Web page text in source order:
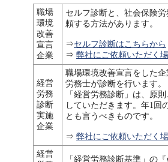
職場
環境
改善
宣言
企業
セルフ診断と、社会保険
頼する方法があります。
⇒セルフ診断はこちらから
⇒ 弊社にご依頼いただく
経営
労務
診断
実施
企業
職場環境改善宣言をした
労務士が診断を行います。
「経営労務診断」は、原
していただきます。年1回
とも⾔うべきものです。
⇒ 弊社にご依頼いただく
経営
「経営労務診断基準」の